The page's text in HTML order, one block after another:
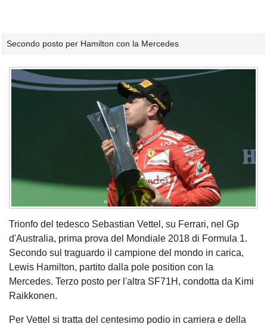
Secondo posto per Hamilton con la Mercedes
Trionfo del tedesco Sebastian Vettel, su Ferrari, nel Gp
d'Australia, prima prova del Mondiale 2018 di Formula 1.
Secondo sul traguardo il campione del mondo in carica,
Lewis Hamilton, partito dalla pole position con la
Mercedes. Terzo posto per l'altra SF71H, condotta da Kimi
Raikkonen.
Per Vettel si tratta del centesimo podio in carriera e della